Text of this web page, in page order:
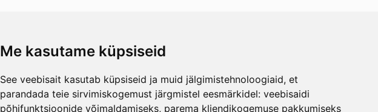
Me kasutame küpsiseid
See veebisait kasutab küpsiseid ja muid jälgimistehnoloogiaid, et
parandada teie sirvimiskogemust järgmistel eesmärkidel: veebisaidi
põhifunktsioonide võimaldamiseks, parema kliendikogemuse pakkumiseks